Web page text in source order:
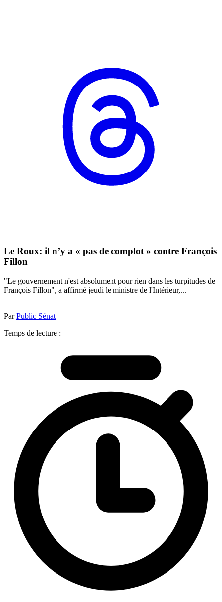
Le Roux: il n’y a « pas de complot » contre François
Fillon
"Le gouvernement n'est absolument pour rien dans les turpitudes de
François Fillon", a affirmé jeudi le ministre de l'Intérieur,...
ParPublic Sénat
Temps de lecture :